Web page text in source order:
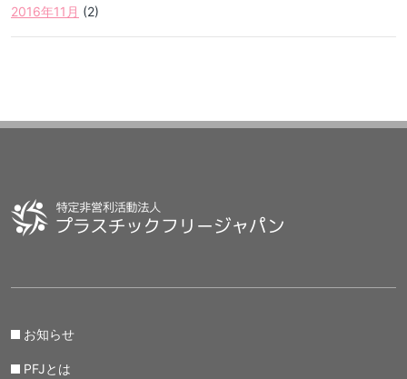
2016年11月 (2)
お知らせ
PFJとは